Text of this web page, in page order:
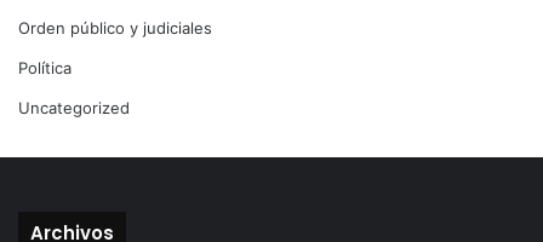
Orden público y judiciales
Política
Uncategorized
Archivos